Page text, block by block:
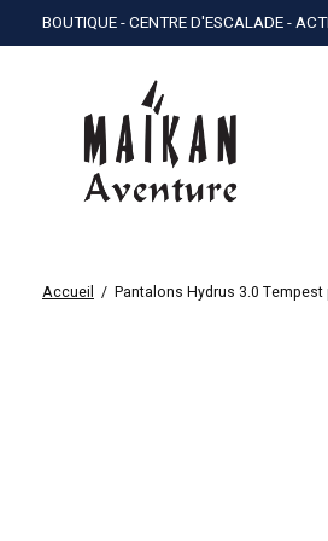
BOUTIQUE - CENTRE D'ESCALADE -
Accueil / Pantalons Hydrus 3.0